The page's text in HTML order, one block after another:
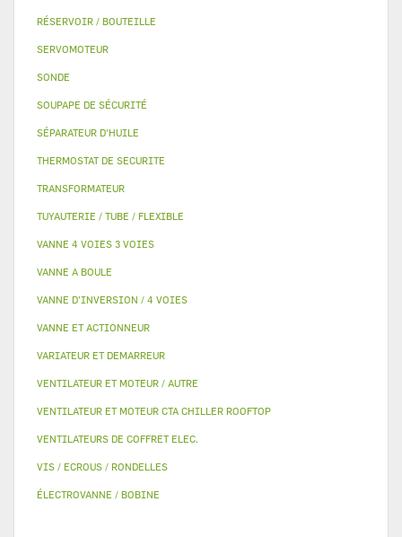
RÉSERVOIR / BOUTEILLE
SERVOMOTEUR
SONDE
SOUPAPE DE SÉCURITÉ
SÉPARATEUR D'HUILE
THERMOSTAT DE SECURITE
TRANSFORMATEUR
TUYAUTERIE / TUBE / FLEXIBLE
VANNE 4 VOIES 3 VOIES
VANNE A BOULE
VANNE D’INVERSION / 4 VOIES
VANNE ET ACTIONNEUR
VARIATEUR ET DEMARREUR
VENTILATEUR ET MOTEUR / AUTRE
VENTILATEUR ET MOTEUR CTA CHILLER ROOFTOP
VENTILATEURS DE COFFRET ELEC.
VIS / ECROUS / RONDELLES
ÉLECTROVANNE / BOBINE